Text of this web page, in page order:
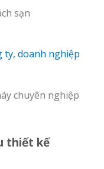
sạn
ty, doanh nghiệp
chuyên nghiệp
thiết kế